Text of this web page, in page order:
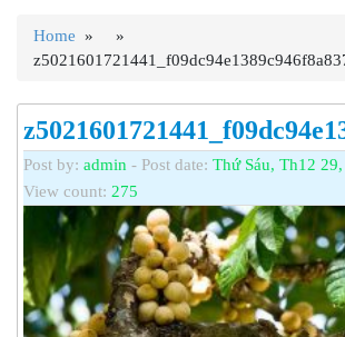
Home » »
Post by: admin - Post date: Thứ Sáu, Th12
View count: 275